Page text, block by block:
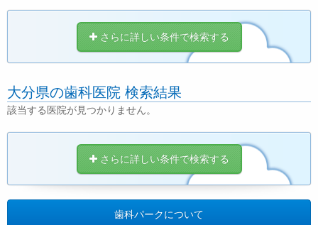
さらに詳しい条件で検索する
大分県の歯科医院 検索結果
該当する医院が見つかりません。
さらに詳しい条件で検索する
歯科パークについて